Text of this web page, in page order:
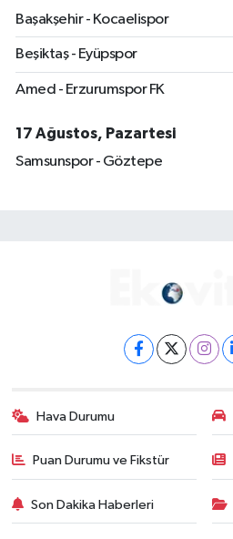
Başakşehir - Kocaelispor
Beşiktaş - Eyüpspor
Amed - Erzurumspor FK
17 Ağustos, Pazartesi
Samsunspor - Göztepe
Hava Durumu
Puan Durumu ve Fikstür
Son Dakika Haberleri